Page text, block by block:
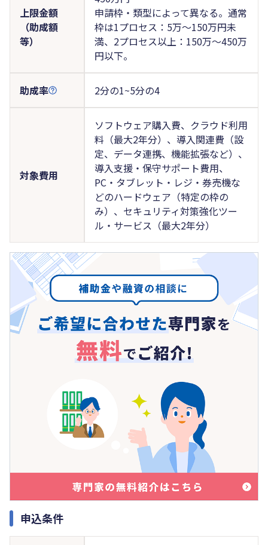
上限金額
（助成額
等）
申請枠・類型によって異なる。通常
枠は1プロセス：5万〜150万円未
満、2プロセス以上：150万〜450万
円以下。
助成率 2分の1~5分の4
対象費用
ソフトウェア購入費、クラウド利用
料（最大2年分）、導入関連費（設
定、データ連携、機能拡張など）、
導入支援・保守サポート費用、
PC・タブレット・レジ・券売機な
どのハードウェア（特定の枠の
み）、セキュリティ対策強化ツー
ル・サービス（最大2年分）
申込条件